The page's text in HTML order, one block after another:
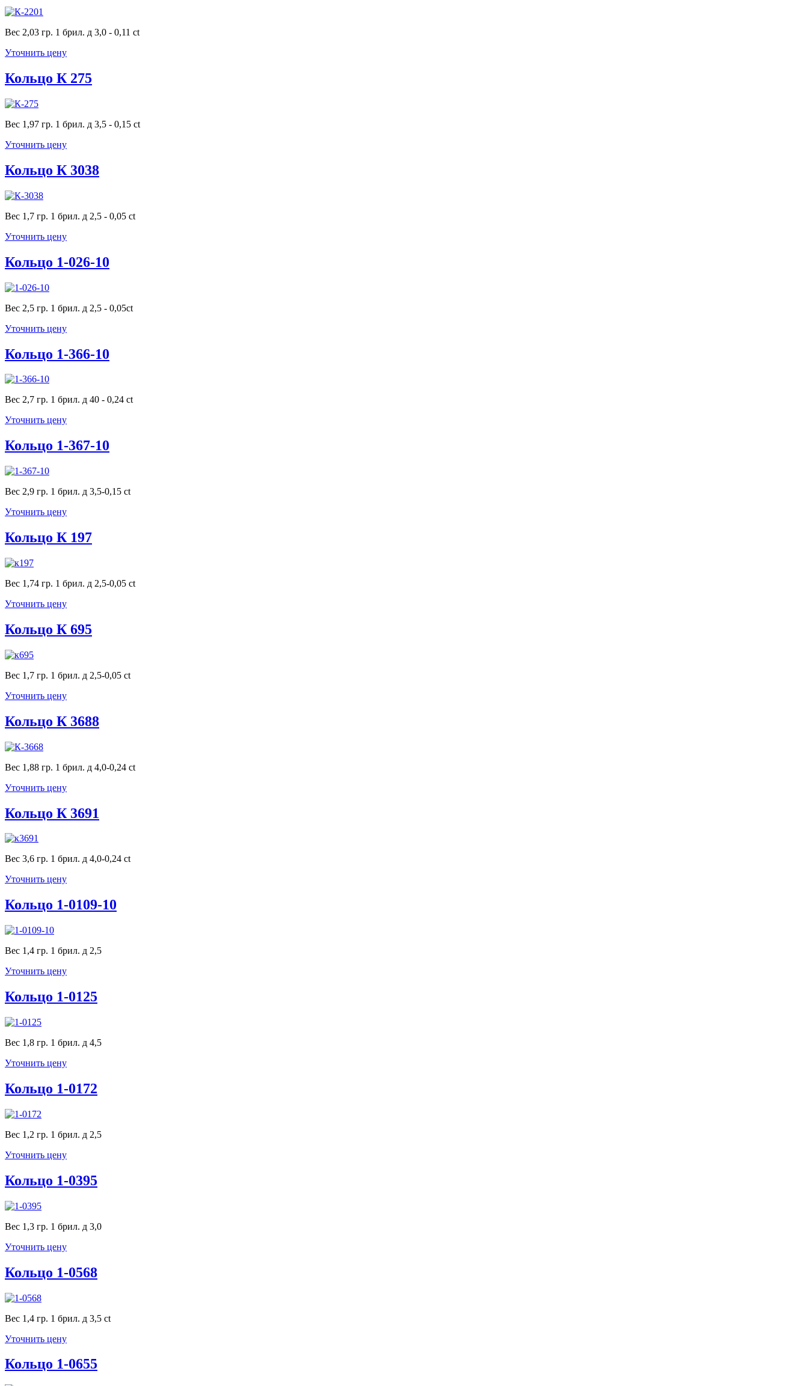
Вес 2,03 гр. 1 брил. д 3,0 - 0,11 ct
Уточнить цену
Кольцо К 275
Вес 1,97 гр. 1 брил. д 3,5 - 0,15 ct
Уточнить цену
Кольцо К 3038
Вес 1,7 гр. 1 брил. д 2,5 - 0,05 ct
Уточнить цену
Кольцо 1-026-10
Вес 2,5 гр. 1 брил. д 2,5 - 0,05ct
Уточнить цену
Кольцо 1-366-10
Вес 2,7 гр. 1 брил. д 40 - 0,24 ct
Уточнить цену
Кольцо 1-367-10
Вес 2,9 гр. 1 брил. д 3,5-0,15 ct
Уточнить цену
Кольцо К 197
Вес 1,74 гр. 1 брил. д 2,5-0,05 ct
Уточнить цену
Кольцо К 695
Вес 1,7 гр. 1 брил. д 2,5-0,05 ct
Уточнить цену
Кольцо К 3688
Вес 1,88 гр. 1 брил. д 4,0-0,24 ct
Уточнить цену
Кольцо К 3691
Вес 3,6 гр. 1 брил. д 4,0-0,24 ct
Уточнить цену
Кольцо 1-0109-10
Вес 1,4 гр. 1 брил. д 2,5
Уточнить цену
Кольцо 1-0125
Вес 1,8 гр. 1 брил. д 4,5
Уточнить цену
Кольцо 1-0172
Вес 1,2 гр. 1 брил. д 2,5
Уточнить цену
Кольцо 1-0395
Вес 1,3 гр. 1 брил. д 3,0
Уточнить цену
Кольцо 1-0568
Вес 1,4 гр. 1 брил. д 3,5 ct
Уточнить цену
Кольцо 1-0655